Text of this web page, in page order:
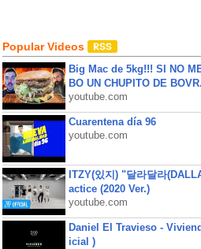
Popular Videos
Big Mac de 5kg!!! SI NO
BO UN CHUPITO DE
youtube.com
Cuarentena día 96
youtube.com
ITZY(있지) "달라달라
actice (2020 Ver.)
youtube.com
Daniel El Travieso -
icial )